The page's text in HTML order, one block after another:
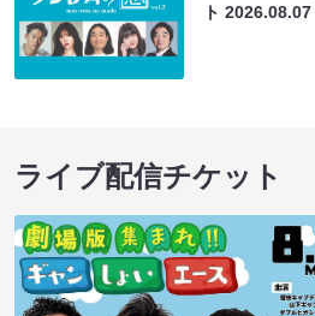
ト2026.08.07
ライブ配信チケット